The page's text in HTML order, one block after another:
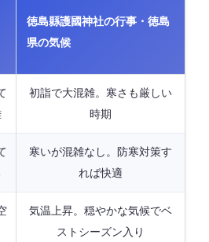
徳島縣護國神社の行事・徳島
県の気候
初詣で大混雑。寒さも厳しい
時期
寒いが混雑なし。防寒対策す
れば快適
気温上昇。穏やかな気候でベ
ストシーズン入り